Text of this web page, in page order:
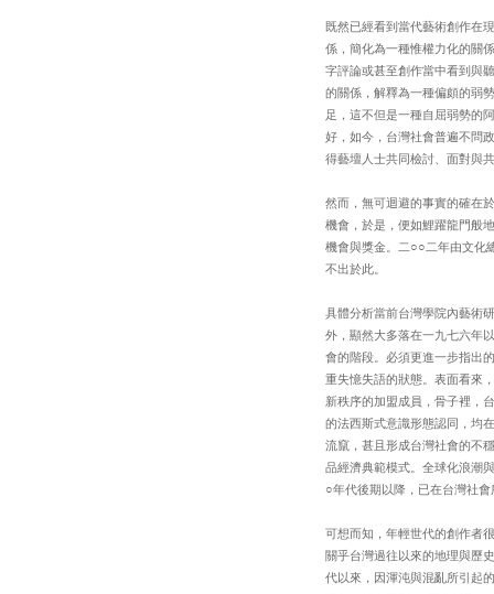
既然已經看到當代藝術創作在
係，簡化為一種惟權力化的關
字評論或甚至創作當中看到與
的關係，解釋為一種偏頗的弱
足，這不但是一種自屈弱勢的
好，如今，台灣社會普遍不問
得藝壇人士共同檢討、面對與
然而，無可迴避的事實的確在
機會，於是，便如鯉躍龍門般
機會與獎金。二○○二年由文化
不出於此。
具體分析當前台灣學院內藝術
外，顯然大多落在一九七六年
會的階段。必須更進一步指出
重失憶失語的狀態。表面看來
新秩序的加盟成員，骨子裡，
的法西斯式意識形態認同，均
流竄，甚且形成台灣社會的不
品經濟典範模式。全球化浪潮
○年代後期以降，已在台灣社
可想而知，年輕世代的創作者
關乎台灣過往以來的地理與歷
代以來，因渾沌與混亂所引起